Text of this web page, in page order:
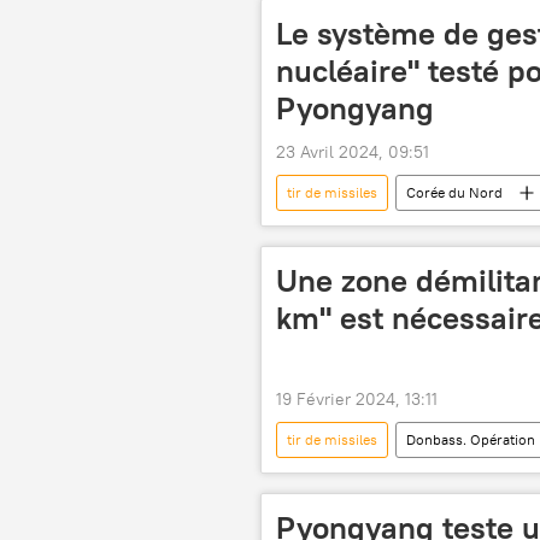
Le système de
nucléaire" testé
Pyongyang
23 Avril 2024, 09:51
tir de missiles Corée du Nord
Une zone
km" est
19 Février 2024, 13:11
tir de missiles
Donbass. Opération
missiles
Kherson
Pyongyang teste